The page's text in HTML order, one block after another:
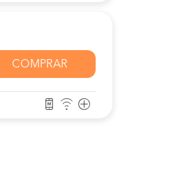
COMPRAR